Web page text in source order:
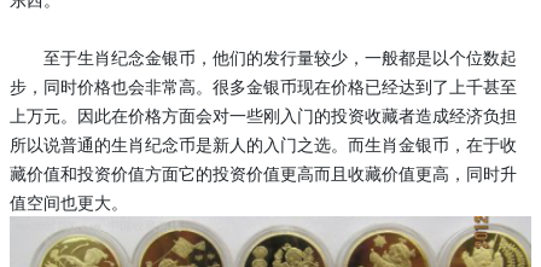
至于生肖纪念金银币，他们的发行量较少，一般都是以个位数起
步，同时价格也会非常高。很多金银币现在价格已经达到了上千甚至
上万元。因此在价格方面会对一些刚入门的投资收藏者造成经济负担
所以说普通的生肖纪念币是新人的入门之选。而生肖金银币，在于收
藏价值和投资价值方面它的投资价值更高而且收藏价值更高，同时升
值空间也更大。